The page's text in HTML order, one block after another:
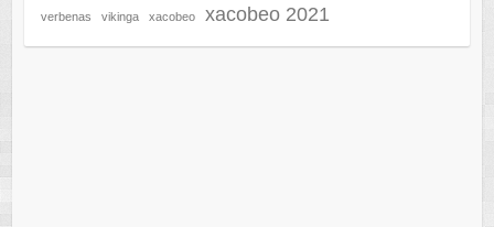
verbenas vikinga xacobeo xacobeo 2021